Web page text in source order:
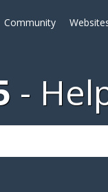
Community